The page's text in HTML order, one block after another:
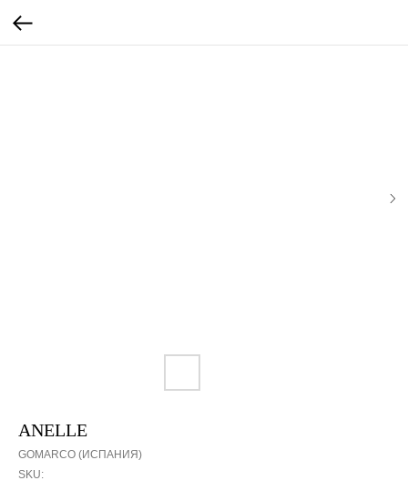
ANELLE
GOMARCO (ИСПАНИЯ)
SKU: